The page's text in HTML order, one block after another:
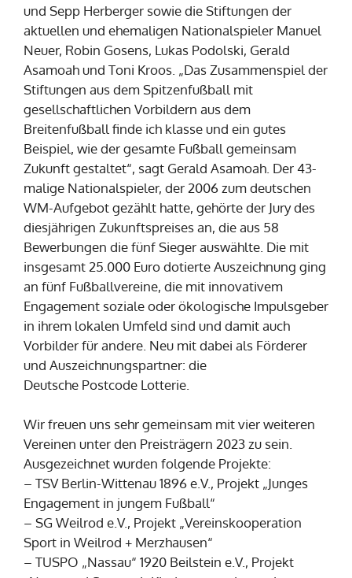
und Sepp Herberger sowie die Stiftungen der
aktuellen und ehemaligen Nationalspieler Manuel
Neuer, Robin Gosens, Lukas Podolski, Gerald
Asamoah und Toni Kroos. „Das Zusammenspiel der
Stiftungen aus dem Spitzenfußball mit
gesellschaftlichen Vorbildern aus dem
Breitenfußball finde ich klasse und ein gutes
Beispiel, wie der gesamte Fußball gemeinsam
Zukunft gestaltet“, sagt Gerald Asamoah. Der 43-
malige Nationalspieler, der 2006 zum deutschen
WM-Aufgebot gezählt hatte, gehörte der Jury des
diesjährigen Zukunftspreises an, die aus 58
Bewerbungen die fünf Sieger auswählte. Die mit
insgesamt 25.000 Euro dotierte Auszeichnung ging
an fünf Fußballvereine, die mit innovativem
Engagement soziale oder ökologische Impulsgeber
in ihrem lokalen Umfeld sind und damit auch
Vorbilder für andere. Neu mit dabei als Förderer
und Auszeichnungspartner: die
Deutsche Postcode Lotterie.
Wir freuen uns sehr gemeinsam mit vier weiteren
Vereinen unter den Preisträgern 2023 zu sein.
Ausgezeichnet wurden folgende Projekte:
– TSV Berlin-Wittenau 1896 e.V., Projekt „Junges
Engagement in jungem Fußball“
– SG Weilrod e.V., Projekt „Vereinskooperation
Sport in Weilrod + Merzhausen“
– TUSPO „Nassau“ 1920 Beilstein e.V., Projekt